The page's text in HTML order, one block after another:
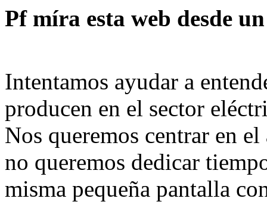
Pf míra esta web desde
Intentamos ayudar a
producen en el sector
Nos queremos centrar en el
no queremos dedicar
misma pequeña pantalla